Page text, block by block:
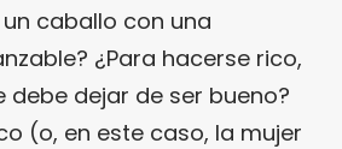
caballo con una
¿Para hacerse rico,
debe dejar de ser bueno?
(o, en este caso, la mujer